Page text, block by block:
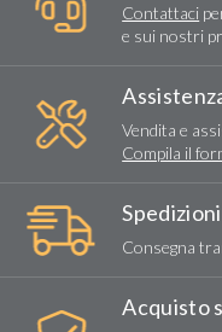
Contattaci
e sui nostri
Vendita e
Compila il
Consegna
Acquisto